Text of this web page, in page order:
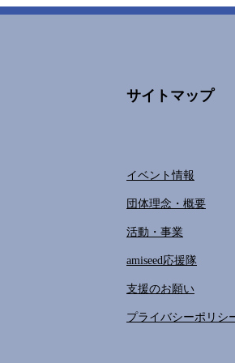
サイトマップ
イベント情報
団体理念・概要
活動・事業
amiseed応援隊
支援のお願い
プライバシーポリシ